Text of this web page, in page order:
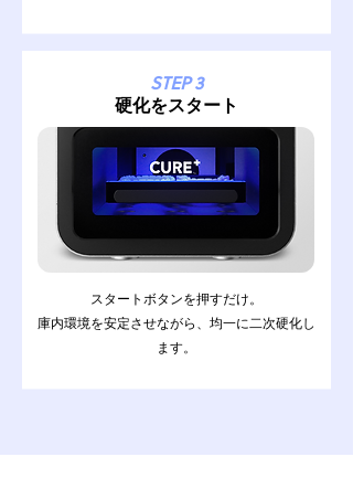
STEP 3
​硬化をスタート
スタートボタンを押すだけ。
庫内環境を安定させながら、均一に二次硬化し
ます。